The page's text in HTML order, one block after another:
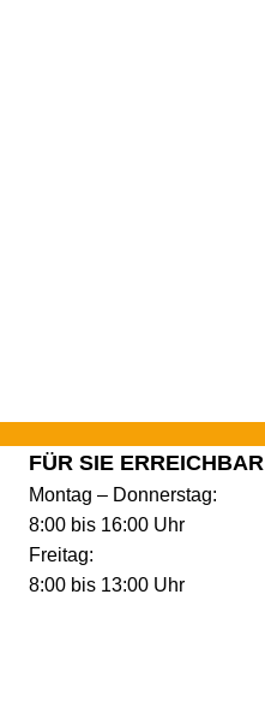
FÜR SIE ERREICHBAR
Montag – Donnerstag:
8:00 bis 16:00 Uhr
Freitag:
8:00 bis 13:00 Uhr